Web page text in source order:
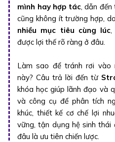
mình hay hợp tác, dẫn đến
cũng không ít trường hợp,
nhiều mục tiêu cùng lúc,
được lợi thế rõ ràng ở đâu.
Làm sao để tránh rơi vào
này? Câu trả lời đến từ
khóa học giúp lãnh đạo và
và công cụ để phân tích
khúc, thiết kế cơ chế lợi
vững, tận dụng hệ sinh
đâu là ưu tiên chiến lược.